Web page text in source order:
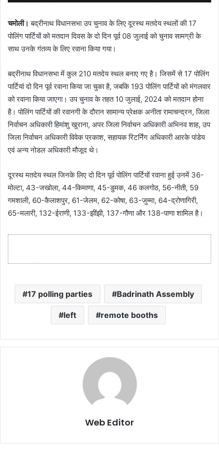
चमोली।बद्रीनाथ विधानसभा उप चुनाव के लिए दूरस्थ मतदेय स्थलों की 17
पोलिंग पार्टियों को मतदान दिवस के दो दिन पूर्व 08 जुलाई को चुनाव सामग्री के
साथ उनके गंतव्य के लिए रवाना किया गया।
बद्रीनाथ विधानसभा में कुल 210 मतदेय स्थल बनाए गए है। जिसमें से 17 पोलिंग
पार्टियां दो दिन पूर्व रवाना किया जा चुका है, जबकि 193 पोलिंग पार्टियों को मंगलवार
को रवाना किया जाएगा। उप चुनाव के तहत 10 जुलाई, 2024 को मतदान होना
है। पोलिंग पार्टियों की रवानगी के दौरान सामान्य प्रेक्षक अनीता रामाचन्द्रन, जिला
निर्वाचन अधिकारी हिमांशु खुराना, अपर जिला निर्वाचन अधिकारी अभिनव शाह, उप
जिला निर्वाचन अधिकारी विवेक प्रकाश, सहायक रिटर्निंग अधिकारी आरके पांडेय
एवं अन्य नोडल अधिकारी मौजूद थे।
दूरस्थ मतदेय स्थल जिनके लिए दो दिन पूर्व पोलिंग पार्टियों रवाना हुई उनमें 36-
मोल्टा, 43-जखोला, 44-किमाणा, 45-डुमक, 46 कलगोठ, 56-नीती, 59
गमशाली, 60-कैलाशपुर, 61-जेलम, 62-कोषा, 63-जुम्मा, 64-द्रोणागिरी,
65-मलारी, 132-ईराणी, 133-झींझी, 137-गौणा और 138-पाणा शामिल है।
17 polling parties Badrinath Assembly
left remote booths
Web Editor